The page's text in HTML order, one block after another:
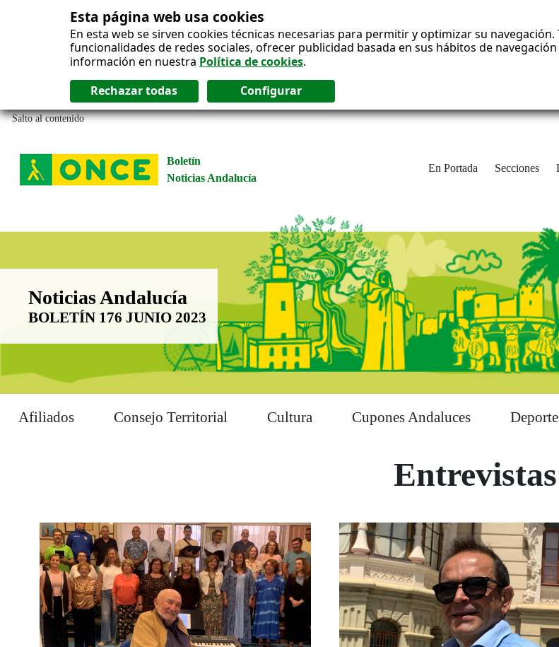
Esta página web usa cookies
En esta web se sirven cookies técnicas necesarias para permitir y optimizar su
funcionalidades de redes sociales, ofrecer publicidad basada en sus hábitos de
información en nuestra Política de cookies.
Salto al contenido
Boletín
Noticias Andalucía
En Portada Secciones
Boletín Noticias Andalucía
Noticias Andalucía
BOLETÍN 176 JUNIO 2023
Afiliados Consejo Territorial Cultura Cupones Andaluces
Entrevistas